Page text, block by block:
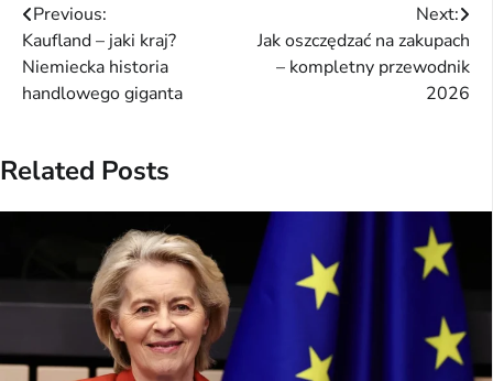
Nawigacja
wpisu
Previous:
Kaufland – jaki kraj?
Niemiecka historia
handlowego giganta
Next:
Jak oszczędzać na zakupach
– kompletny przewodnik
2026
Related Posts